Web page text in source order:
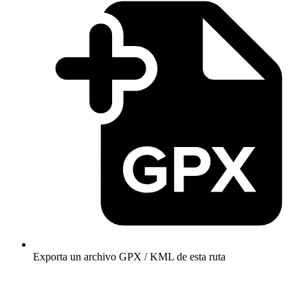
Exporta un archivo GPX / KML de esta ruta